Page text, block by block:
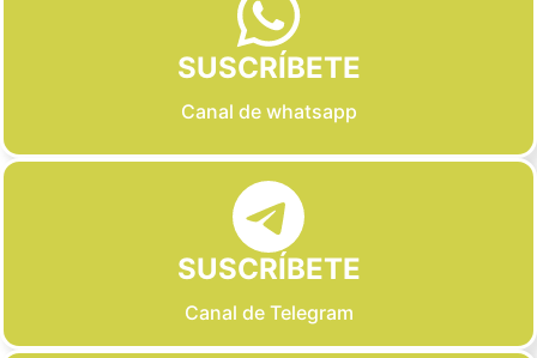
SUSCRÍBETE
Canal de whatsapp
SUSCRÍBETE
Canal de Telegram